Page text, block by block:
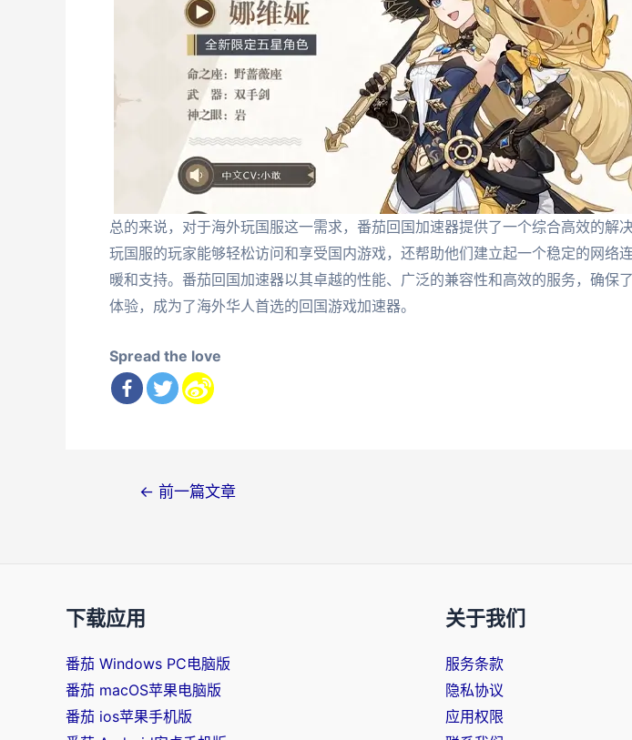
总的来说，对于海外玩国服这一需求，番茄回国加速器提供了一个综合高效的解
玩国服的玩家能够轻松访问和享受国内游戏，还帮助他们建立起一个稳定的网络
暖和支持。番茄回国加速器以其卓越的性能、广泛的兼容性和高效的服务，确保
体验，成为了海外华人首选的回国游戏加速器。
Spread the love
← 前一篇文章
下载应用
番茄 Windows PC电脑版
番茄 macOS苹果电脑版
番茄 ios苹果手机版
关于我们
服务条款
隐私协议
应用权限